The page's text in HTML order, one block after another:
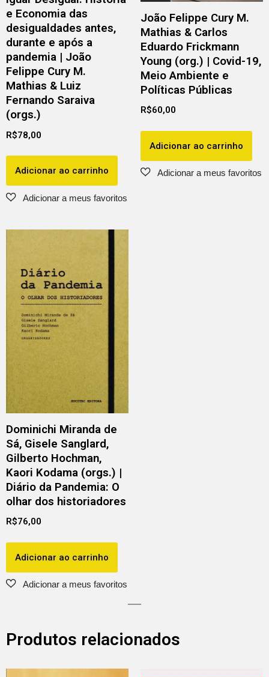
e Economia das
desigualdades antes,
durante e após a
pandemia | João
Felippe Cury M.
Mathias & Luiz
Fernando Saraiva
(orgs.)
R$78,00
Adicionar ao carrinho
João Felippe Cury M.
Mathias & Carlos
Eduardo Frickmann
Young (org.) | Covid-19,
Meio Ambiente e
Políticas Públicas
R$60,00
Adicionar ao carrinho
Dominichi Miranda de
Sá, Gisele Sanglard,
Gilberto Hochman,
Kaori Kodama (orgs.) |
Diário da Pandemia: O
olhar dos historiadores
R$76,00
Adicionar ao carrinho
Produtos relacionados